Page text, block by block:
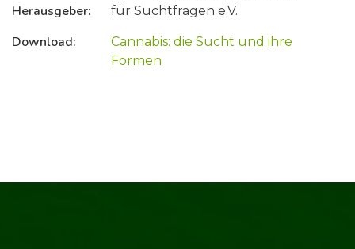
Herausgeber:
Download:
für Suchtfragen e.V.
Cannabis: die Sucht und ihre
Formen